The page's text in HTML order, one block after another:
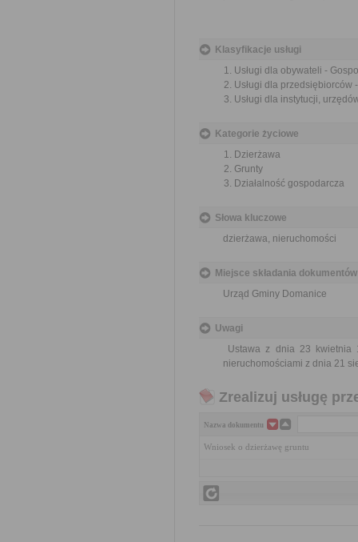
Klasyfikacje usługi
Usługi dla obywateli -
Usługi dla
Usługi dla instytucji,
Kategorie życiowe
Dzierżawa
Grunty
Działalność gospodarcza
Słowa kluczowe
dzierżawa, nieruchomości
Miejsce składania dokumentów
Urząd Gminy Domanice
Uwagi
Ustawa z dnia 23 kwietnia
nieruchomościami z dnia 21
Zrealizuj usługę
Nazwa dokumentu
Wniosek o dzierżawę gruntu